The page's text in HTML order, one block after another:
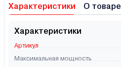
Характеристики О товаре
Характеристики
Артикул
Максимальная мощность